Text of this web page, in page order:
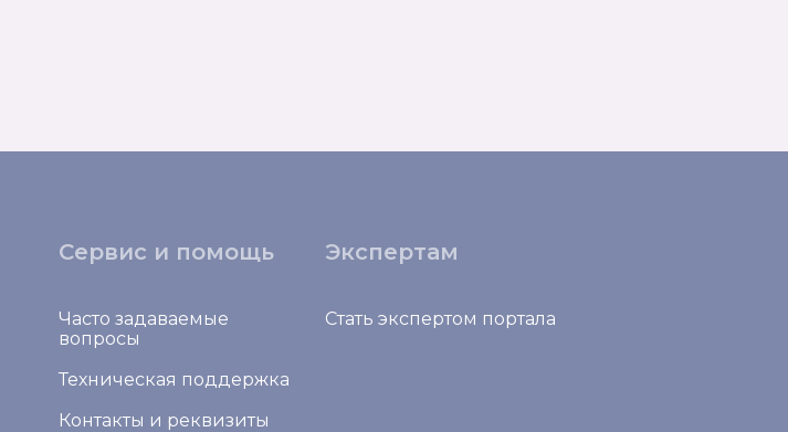
Сервис и помощь
Часто задаваемые
вопросы
Техническая поддержка
Контакты и реквизиты
Экспертам
Стать экспертом портала